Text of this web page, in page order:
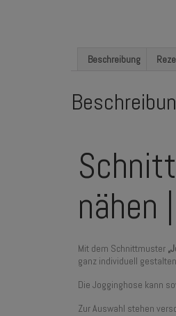
Beschreibung
nähen
Mit dem Schnittmuster
ganz individuell
Die Jogginghose kann
Zur Auswahl stehen